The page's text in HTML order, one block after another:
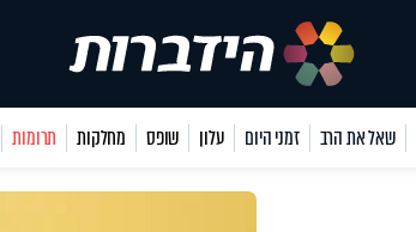
שאל את הרב זמני היום עלון שופס מחלקות תרומות